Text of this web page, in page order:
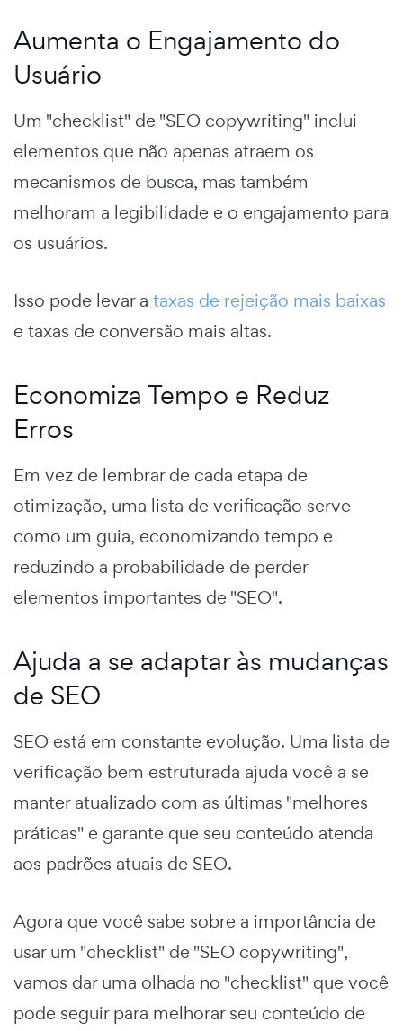
Aumenta o Engajamento do
Usuário
Um "checklist" de "SEO copywriting" inclui
elementos que não apenas atraem os
mecanismos de busca, mas também
melhoram a legibilidade e o engajamento para
os usuários.
Isso pode levar a taxas de rejeição mais baixas
e taxas de conversão mais altas.
Economiza Tempo e Reduz
Erros
Em vez de lembrar de cada etapa de
otimização, uma lista de verificação serve
como um guia, economizando tempo e
reduzindo a probabilidade de perder
elementos importantes de "SEO".
Ajuda a se adaptar às mudanças
de SEO
SEO está em constante evolução. Uma lista de
verificação bem estruturada ajuda você a se
manter atualizado com as últimas "melhores
práticas" e garante que seu conteúdo atenda
aos padrões atuais de SEO.
Agora que você sabe sobre a importância de
usar um "checklist" de "SEO copywriting",
vamos dar uma olhada no "checklist" que você
pode seguir para melhorar seu conteúdo de